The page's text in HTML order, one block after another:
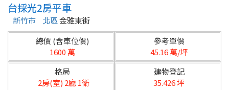
不限
台北市
基隆市
新北市
台採光2房平車
新竹市 北區金雅東街
總價 (含車位價)
1600 萬
參考單價
45.16 萬/坪
格局
2房(室) 2廳 1衛
建物登記
35.426 坪